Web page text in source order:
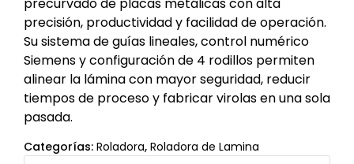
precurvado de placas metálicas con alta
precisión, productividad y facilidad de operación.
Su sistema de guías lineales, control numérico
Siemens y configuración de 4 rodillos permiten
alinear la lámina con mayor seguridad, reducir
tiempos de proceso y fabricar virolas en una sola
pasada.
Categorías: Roladora, Roladora de Lamina